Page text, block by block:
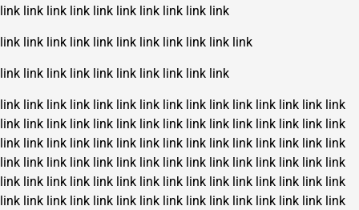
link link link link link link link link link link
link link link link link link link link link link link
link link link link link link link link link link
link link link link link link link link link link link link link link link
link link link link link link link link link link link link link link link
link link link link link link link link link link link link link link link
link link link link link link link link link link link link link link link
link link link link link link link link link link link link link link link
link link link link link link link link link link link link link link link